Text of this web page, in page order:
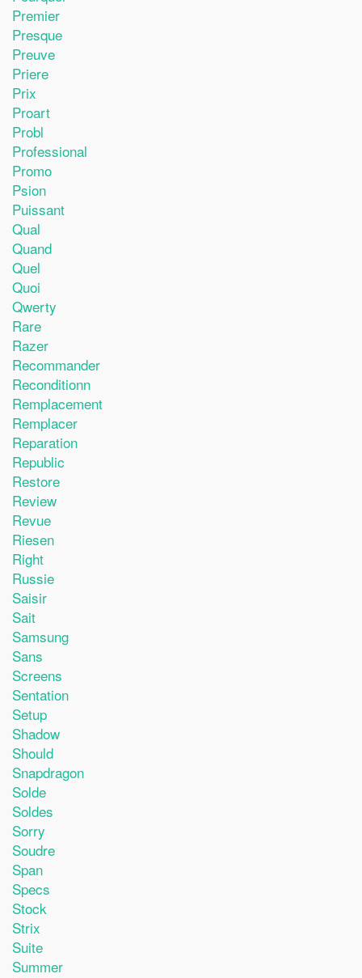
Premier
Presque
Preuve
Priere
Prix
Proart
Probl
Professional
Promo
Psion
Puissant
Qual
Quand
Quel
Quoi
Qwerty
Rare
Razer
Recommander
Reconditionn
Remplacement
Remplacer
Reparation
Republic
Restore
Review
Revue
Riesen
Right
Russie
Saisir
Sait
Samsung
Sans
Screens
Sentation
Setup
Shadow
Should
Snapdragon
Solde
Soldes
Sorry
Soudre
Span
Specs
Stock
Strix
Suite
Summer